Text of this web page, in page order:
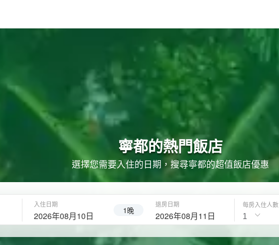
寧都的熱門飯店
選擇您需要入住的日期，搜尋寧都的超值飯店優惠
入住日期
2026年08月10日 1晚
退房日期
2026年08月11日
每房入住人數